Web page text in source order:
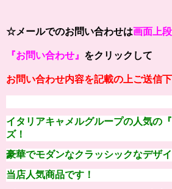
☆メールでのお問い合わせは画面上段
『お問い合わせ』 をクリックして
お問い合わせ内容を記載の上ご送信下
イタリアキャメルグループの人気の『
ズ！
豪華でモダンなクラッシックなデザ
当店人気商品です！